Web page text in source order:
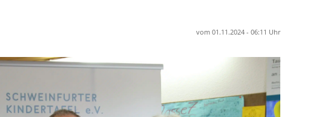
vom 01.11.2024 - 06:11 Uhr